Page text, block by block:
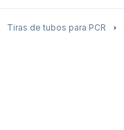
Tiras de tubos para PCR